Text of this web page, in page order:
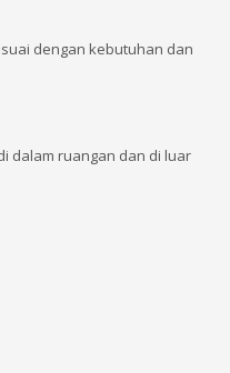
dengan kebutuhan dan
dalam ruangan dan di luar